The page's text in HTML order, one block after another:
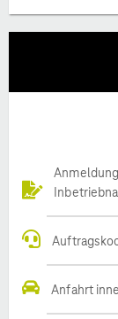
Anfahrt